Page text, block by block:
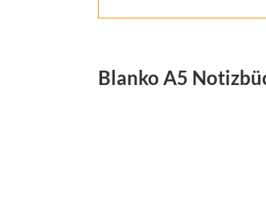
Blanko A5